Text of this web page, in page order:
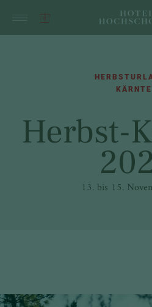
Herbst-
13. bis 15.